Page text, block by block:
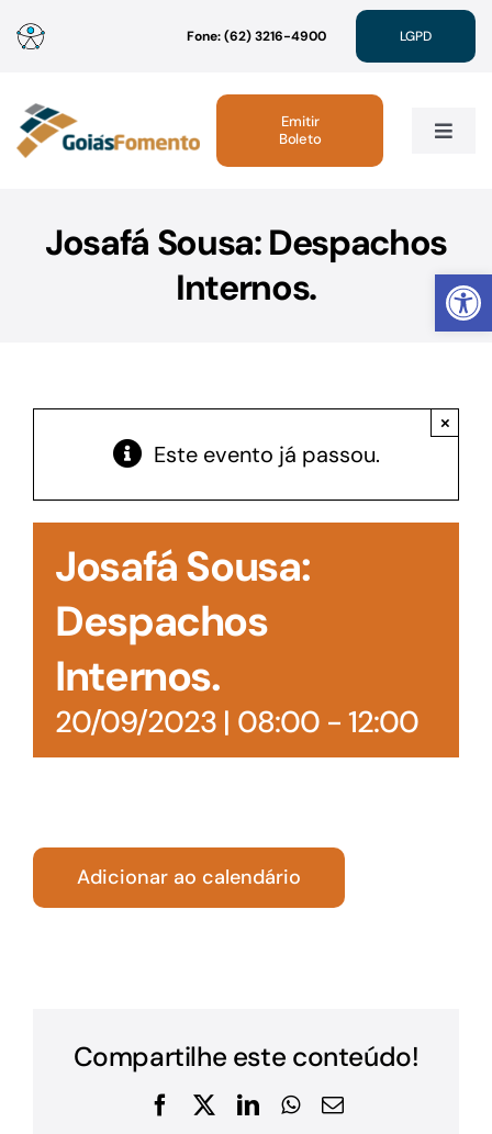
Abrir
para
conteúdo
Fone: (62) 3216-4900 LGPD
Toggle
Linhas de Crédito
Acesso à Informação
Emitir
Boleto
Josafá Sousa: Despachos
Internos.
Este evento já passou.
×
Josafá Sousa:
Despachos
Internos.
20/09/2023 | 08:00- 12:00
Adicionar ao calendário
Compartilhe este conteúdo!
Facebook
X LinkedInWhatsApp
E-